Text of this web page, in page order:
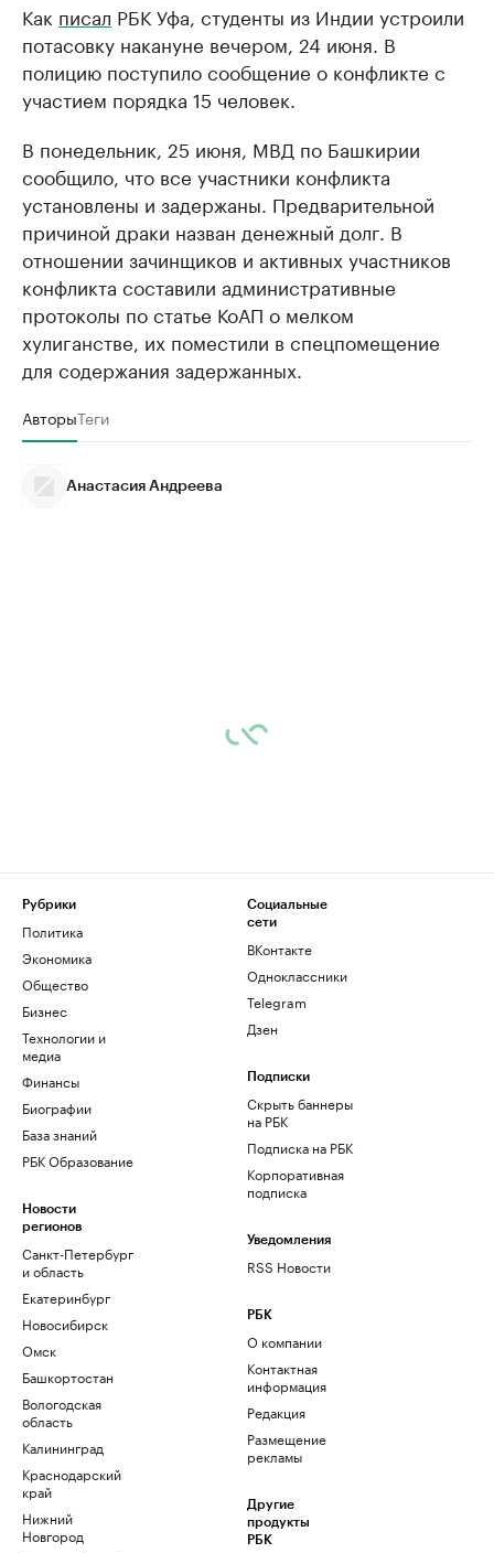
Как писал РБК Уфа, студенты из Индии устроили
потасовку накануне вечером, 24 июня. В
полицию поступило сообщение о конфликте с
участием порядка 15 человек.
В понедельник, 25 июня, МВД по Башкирии
сообщило, что все участники конфликта
установлены и задержаны. Предварительной
причиной драки назван денежный долг. В
отношении зачинщиков и активных участников
конфликта составили административные
протоколы по статье КоАП о мелком
хулиганстве, их поместили в спецпомещение
для содержания задержанных.
АвторыТеги
Анастасия Андреева
Рубрики
Политика
Экономика
Общество
Бизнес
Технологии и
медиа
Финансы
Биографии
База знаний
РБК Образование
Новости
регионов
Санкт-Петербург
и область
Екатеринбург
Новосибирск
Омск
Башкортостан
Вологодская
область
Калининград
Краснодарский
край
Нижний
Новгород
Социальные
сети
ВКонтакте
Одноклассники
Telegram
Дзен
Подписки
Скрыть баннеры
на РБК
Подписка на РБК
Корпоративная
подписка
Уведомления
RSS Новости
РБК
О компании
Контактная
информация
Редакция
Размещение
рекламы
Другие
продукты
РБК